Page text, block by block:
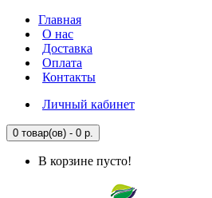
Главная
О нас
Доставка
Оплата
Контакты
Личный кабинет
0 товар(ов) - 0 р.
В корзине пусто!